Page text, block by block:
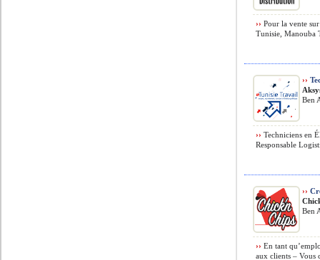
›› Pour la vente
Tunisie, Manouba
››
Ben
›› Techniciens en
Responsable
››
Ben
›› En tant
aux clients – Vous